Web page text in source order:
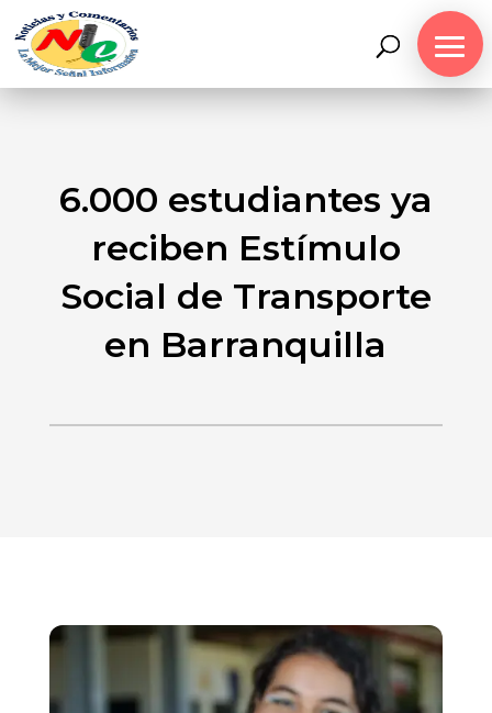
6.000 estudiantes ya
reciben Estímulo
Social de Transporte
en Barranquilla